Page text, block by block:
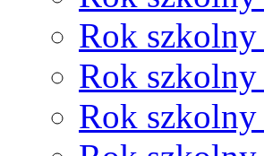
Rok
Rok
Rok